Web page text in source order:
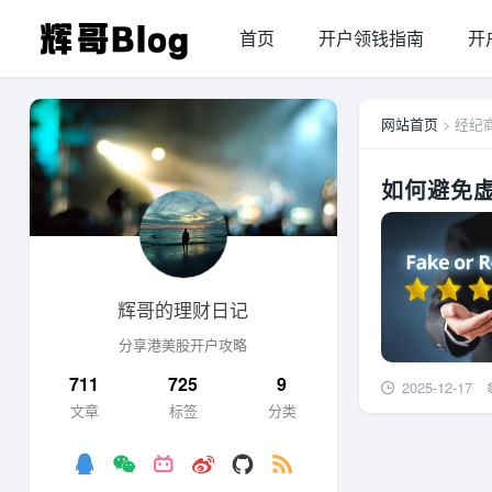
首页 开户领钱指南 开
网站首页 > 经纪
如何避免
2025-12-17
辉哥的理财日记
分享港美股开户攻略
711
文章
725
标签
9
分类